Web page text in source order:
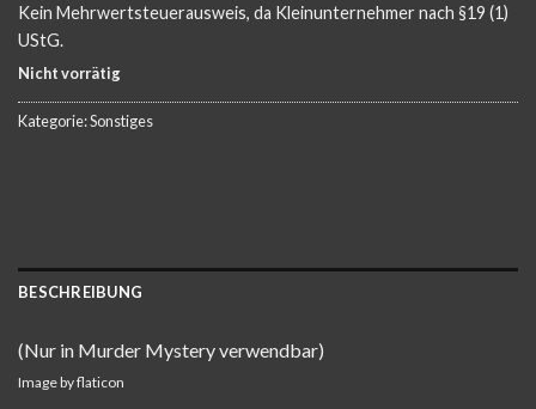
Kein Mehrwertsteuerausweis, da Kleinunternehmer nach §19 (1)
UStG.
Nicht vorrätig
Kategorie:Sonstiges
BESCHREIBUNG
(Nur in Murder Mystery verwendbar)
Image byflaticon